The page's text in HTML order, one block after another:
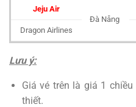
Jeju Air
Đà Nẵng
Dragon Airlines
Lưu ý:
Giá vé trên là giá 1
thiết.